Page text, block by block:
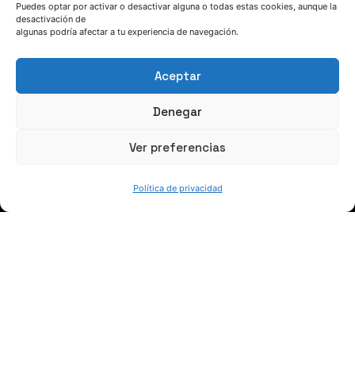
Puedes optar por activar o desactivar alguna o todas estas cookies, aunque la
desactivación de
algunas podría afectar a tu experiencia de navegación.
Aceptar
Denegar
Ver preferencias
Política de privacidad
SÍGUENOS
Suscríbete a nuestras noticias